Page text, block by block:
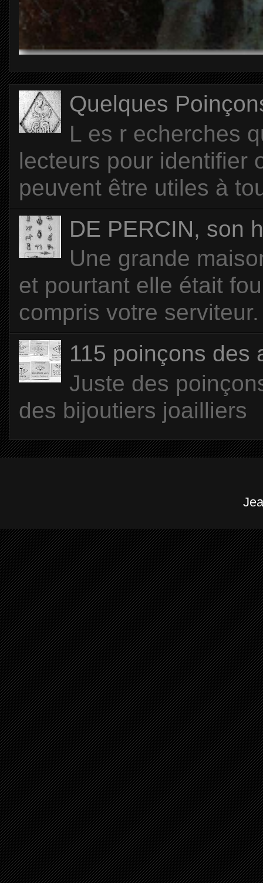
Quelques
L es r echerches
lecteurs pour identifier
peuvent être utiles à
DE PERCIN, son
Une grande
et pourtant elle était
compris votre
115 poinçons des
Juste des
des bijoutiers joailliers